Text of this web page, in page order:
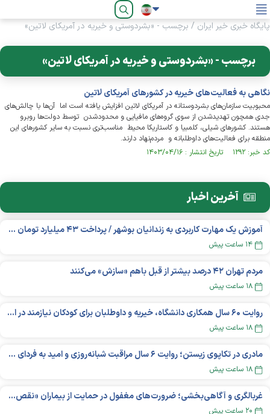
فارسی
پایگاه خبری خیر ایران / برچسب - «بشردوستی و خیریه در آمریکای لاتین»
برچسب - «بشردوستی و خیریه در آمریکای لاتین»
نگاهی به فعالیت‌های خیریه در کشورهای آمریکای لاتین
محبوبیت سازمان‌های بشردوستانه در آمریکای لاتین افزایش یافته است اما آن‌ها با چالش‌های
جدی همچون تهدیدشدن از سوی گروه‌های مافیایی و محدودشدن توسط دولت‌ها روبرو
هستند. کشورهای شیلی، کلمبیا و کاستاریکا محیط مناسب‌تری نسبت به سایر کشورهای این
منطقه برای فعالیت‌های داوطلبانه و مردم‌نهاد دارند.
کد خبر: ۱۲۹۲ تاریخ انتشار : ۱۴۰۳/۰۴/۱۶
آخرین اخبار
آموزش یک مهارت کاربردی به زندانیان بوشهر / پرداخت ۴۳ میلیارد تومان تسهیلات خوداشتغالی
۱۴ ساعت پیش
مردم تهران ۴۲ درصد بیشتر از قبل باهم «سازش» می‌کنند
۱۸ ساعت پیش
روایت ۶۰ سال همکاری دانشگاه، خیریه و داوطلبان برای کودکان نیازمند در استرالیا
۱۸ ساعت پیش
مادری در تکاپوی زیستن؛ روایت ۶ سال مراقبت شبانه‌روزی و امید به فردای «نورا»
۱۸ ساعت پیش
غربالگری و آگاهی‌بخشی؛ ضرورت‌های مغفول در حمایت از بیماران «نقص ایمنی اولیه»
۲۰ ساعت پیش